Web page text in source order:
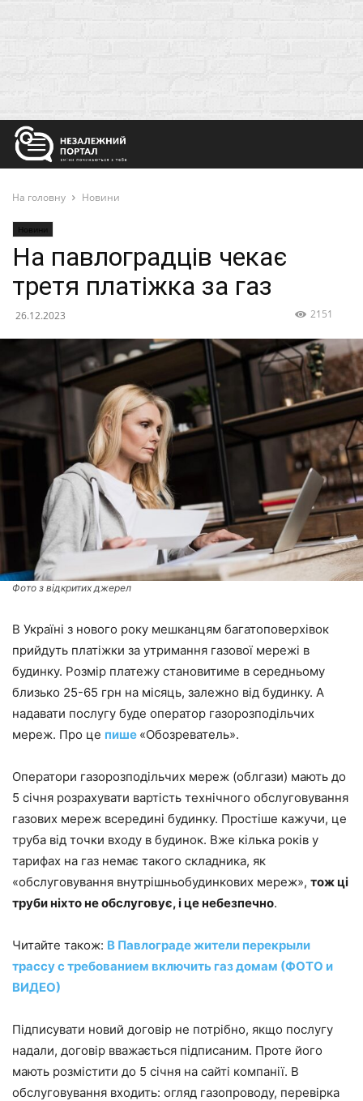
На головну Новини
Новини
На павлоградців чекає
третя платіжка за газ
26.12.2023 2151
Фото з відкритих джерел
В Україні з нового року мешканцям багатоповерхівок
прийдуть платіжки за утримання газової мережі в
будинку. Розмір платежу становитиме в середньому
близько 25-65 грн на місяць, залежно від будинку. А
надавати послугу буде оператор газорозподільчих
мереж. Про це пише «Обозреватель».
Оператори газорозподільчих мереж (облгази) мають до
5 січня розрахувати вартість технічного обслуговування
газових мереж всередині будинку. Простіше кажучи, це
труба від точки входу в будинок. Вже кілька років у
тарифах на газ немає такого складника, як
«обслуговування внутрішньобудинкових мереж», тож ці
труби ніхто не обслуговує, і це небезпечно.
Читайте також: В Павлограде жители перекрыли
трассу с требованием включить газ домам (ФОТО и
ВИДЕО)
Підписувати новий договір не потрібно, якщо послугу
надали, договір вважається підписаним. Проте його
мають розмістити до 5 січня на сайті компанії. В
обслуговування входить: огляд газопроводу, перевірка